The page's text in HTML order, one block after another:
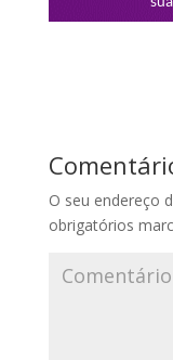
O seu endereço
obrigatórios